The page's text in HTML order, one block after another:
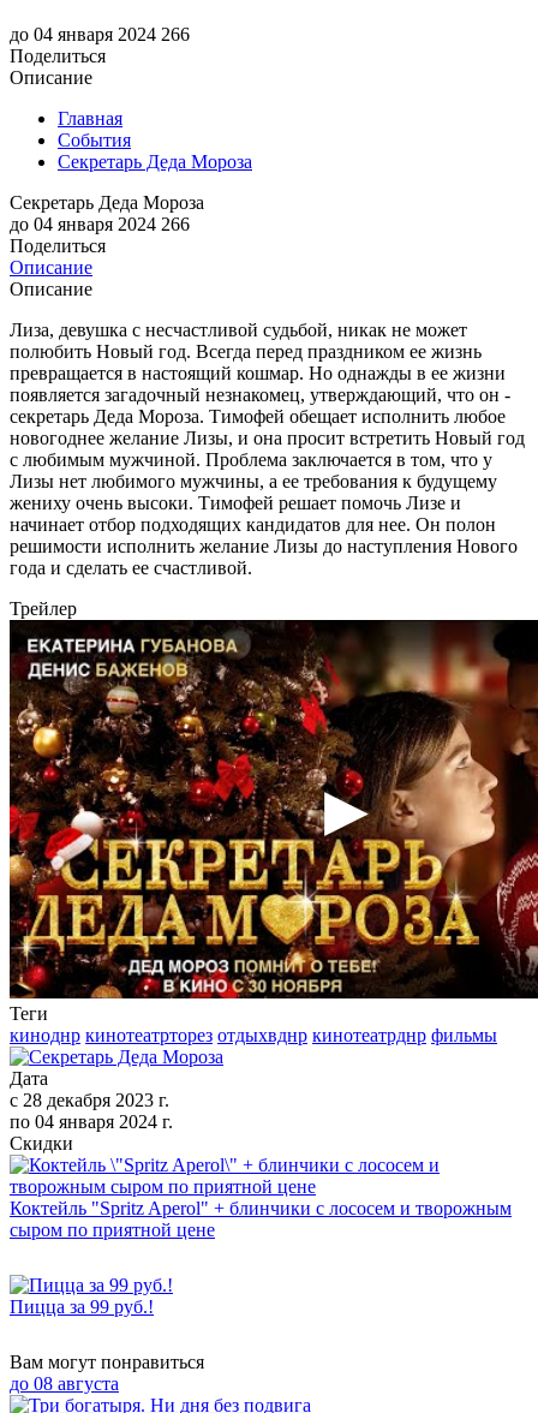
до 04 января 2024 266
Поделиться
Описание
Главная
События
Секретарь Деда Мороза
Секретарь Деда Мороза
до 04 января 2024 266
Поделиться
Описание
Описание
Лиза, девушка с несчастливой судьбой, никак не может
полюбить Новый год. Всегда перед праздником ее жизнь
превращается в настоящий кошмар. Но однажды в ее жизни
появляется загадочный незнакомец, утверждающий, что он -
секретарь Деда Мороза. Тимофей обещает исполнить любое
новогоднее желание Лизы, и она просит встретить Новый год
с любимым мужчиной. Проблема заключается в том, что у
Лизы нет любимого мужчины, а ее требования к будущему
жениху очень высоки. Тимофей решает помочь Лизе и
начинает отбор подходящих кандидатов для нее. Он полон
решимости исполнить желание Лизы до наступления Нового
года и сделать ее счастливой.
Трейлер
Теги
киноднр кинотеатрторез отдыхвднр кинотеатрднр фильмы
Дата
с 28 декабря 2023 г.
по 04 января 2024 г.
Скидки
Коктейль "Spritz Aperol" + блинчики с лососем и творожным
сыром по приятной цене
Пицца за 99 руб.!
Вам могут понравиться
до 08 августа